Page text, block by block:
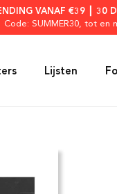
VANAF €39 ┃ 30
Code: SUMMER30, tot en
Lijsten